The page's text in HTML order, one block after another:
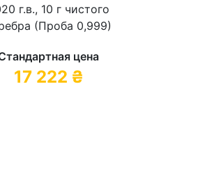
г.в., 10 г чистого
(Проба 0,999)
цена
17 222 ₴